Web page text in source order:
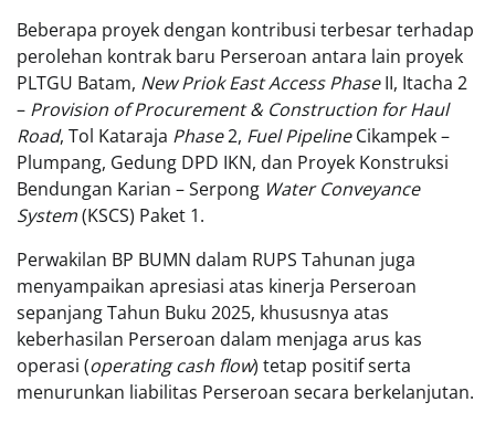
Beberapa proyek dengan kontribusi terbesar terhadap
perolehan kontrak baru Perseroan antara lain proyek
PLTGU Batam, New Priok East Access PhaseII, Itacha 2
– Provision of Procurement & Construction for Haul
Road, Tol Kataraja Phase2, Fuel PipelineCikampek –
Plumpang, Gedung DPD IKN, dan Proyek Konstruksi
Bendungan Karian – Serpong Water Conveyance
System(KSCS) Paket 1.
Perwakilan BP BUMN dalam RUPS Tahunan juga
menyampaikan apresiasi atas kinerja Perseroan
sepanjang Tahun Buku 2025, khususnya atas
keberhasilan Perseroan dalam menjaga arus kas
operasi (operating cash flow) tetap positif serta
menurunkan liabilitas Perseroan secara berkelanjutan.